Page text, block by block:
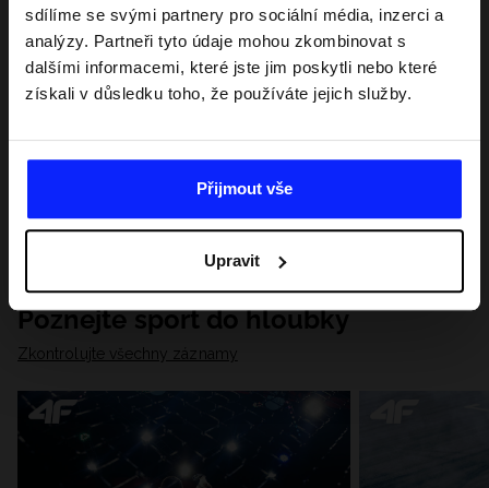
sdílíme se svými partnery pro sociální média, inzerci a
analýzy. Partneři tyto údaje mohou zkombinovat s
dalšími informacemi, které jste jim poskytli nebo které
získali v důsledku toho, že používáte jejich služby.
Přijmout vše
Upravit
Poznejte sport do hloubky
Zkontrolujte všechny záznamy